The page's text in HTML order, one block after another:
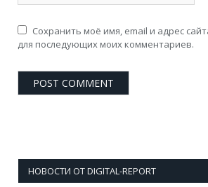
Сохранить моё имя, email и адрес
для последующих моих комментариев.
НОВОСТИ ОТ DIGITAL-REPORT